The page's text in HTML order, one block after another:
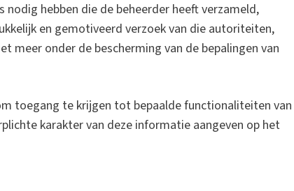
hebben die de beheerder heeft verzameld,
en gemotiveerd verzoek van die autoriteiten,
meer onder de bescherming van de bepalingen van
toegang te krijgen tot bepaalde functionaliteiten van
karakter van deze informatie aangeven op het